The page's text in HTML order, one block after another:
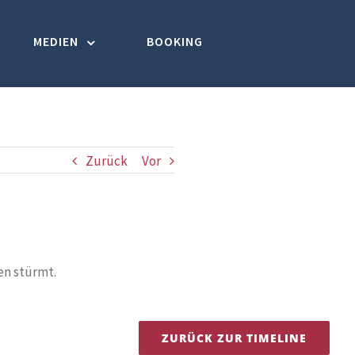
MEDIEN BOOKING
Zurück Vor
stürmt.
ZURÜCK ZUR TIMELINE